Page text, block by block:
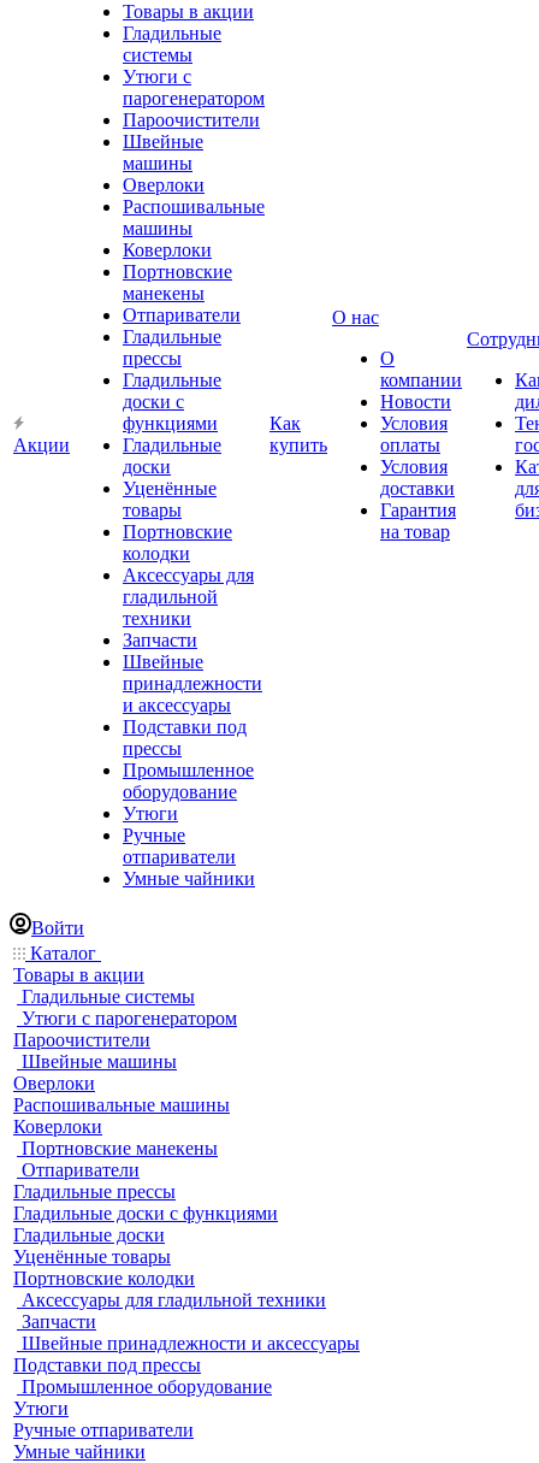
Акции
Товары в акции
Гладильные
системы
Утюги с
парогенератором
Пароочистители
Швейные
машины
Оверлоки
Распошивальные
машины
Коверлоки
Портновские
манекены
Отпариватели
Гладильные
прессы
Гладильные
доски с
функциями
Гладильные
доски
Уценённые
товары
Портновские
колодки
Аксессуары для
гладильной
техники
Запчасти
Швейные
принадлежности
и аксессуары
Подставки под
прессы
Промышленное
оборудование
Утюги
Ручные
отпариватели
Умные чайники
Как
купить
О нас
О
компании
Новости
Условия
оплаты
Условия
доставки
Гарантия
на товар
Войти
Каталог
Товары в акции
Гладильные системы
Утюги с парогенератором
Пароочистители
Швейные машины
Оверлоки
Распошивальные машины
Коверлоки
Портновские манекены
Отпариватели
Гладильные прессы
Гладильные доски с функциями
Гладильные доски
Уценённые товары
Портновские колодки
Аксессуары для гладильной техники
Запчасти
Швейные принадлежности и аксессуары
Подставки под прессы
Промышленное оборудование
Утюги
Ручные отпариватели
Умные чайники